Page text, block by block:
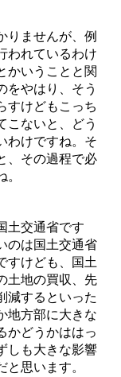
りませんが、例
われているわけ
かいうことと関
をやはり、そう
すけどもこっち
こないと、どう
わけですね。そ
、その過程で必
土交通省です
のは国土交通省
すけども、国土
土地の買収、先
減するといった
地方部に大きな
かどうかははっ
しも大きな影響
思います。